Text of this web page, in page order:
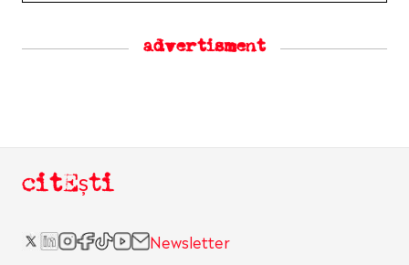
advertisment
citEști
Newsletter